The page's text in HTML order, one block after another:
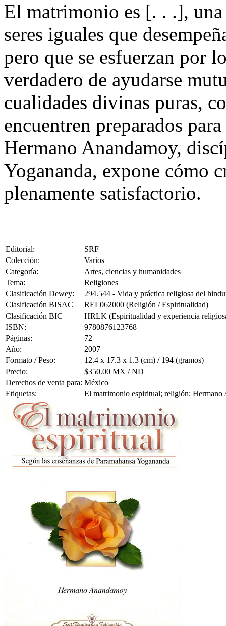
El matrimonio es [. . .],
seres iguales que
pero que se esfuerzan por
verdadero de ayudarse
cualidades divinas puras,
encuentren preparados
Hermano Anandamoy,
Yogananda, expone cómo
plenamente satisfactorio.
Editorial:
SRF
Colección:
Varios
Categoría:
Artes, ciencias y humanidades
Tema:
Religiones
Clasificación Dewey:
294.544 - Vida y práctica religiosa del
Clasificación BISAC
REL062000 (Religión / Espiritualidad)
Clasificación BIC
HRLK (Espiritualidad y experiencia
ISBN:
9780876123768
Páginas:
72
Año:
2007
Formato / Peso:
12.4 x 17.3 x 1.3 (cm) / 194 (gramos)
Precio:
$350.00 MX / ND
Derechos de venta para: México
Etiquetas:
El matrimonio espiritual; religión; Hermano